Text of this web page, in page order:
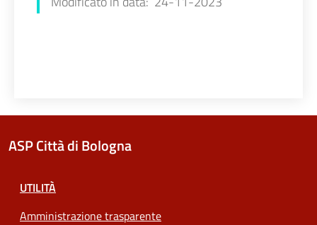
ASP Città di Bologna
UTILITÀ
Amministrazione trasparente